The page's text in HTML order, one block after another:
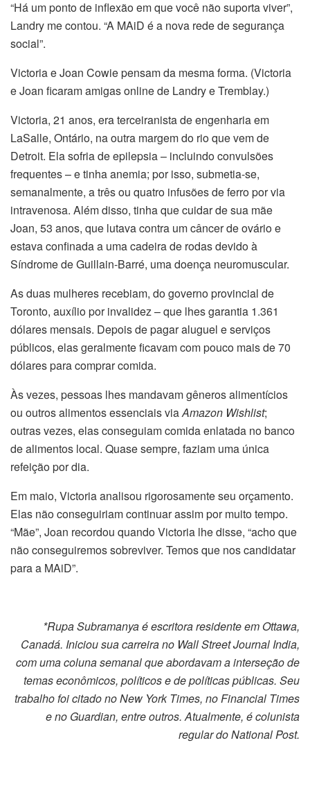
“Há um ponto de inflexão em que você não suporta viver”,
Landry me contou. “A MAiD é a nova rede de segurança
social”.
Victoria e Joan Cowie pensam da mesma forma. (Victoria
e Joan ficaram amigas online de Landry e Tremblay.)
Victoria, 21 anos, era terceiranista de engenharia em
LaSalle, Ontário, na outra margem do rio que vem de
Detroit. Ela sofria de epilepsia – incluindo convulsões
frequentes – e tinha anemia; por isso, submetia-se,
semanalmente, a três ou quatro infusões de ferro por via
intravenosa. Além disso, tinha que cuidar de sua mãe
Joan, 53 anos, que lutava contra um câncer de ovário e
estava confinada a uma cadeira de rodas devido à
Síndrome de Guillain-Barré, uma doença neuromuscular.
As duas mulheres recebiam, do governo provincial de
Toronto, auxílio por invalidez – que lhes garantia 1.361
dólares mensais. Depois de pagar aluguel e serviços
públicos, elas geralmente ficavam com pouco mais de 70
dólares para comprar comida.
Às vezes, pessoas lhes mandavam gêneros alimentícios
ou outros alimentos essenciais viaAmazon Wishlist;
outras vezes, elas conseguiam comida enlatada no banco
de alimentos local. Quase sempre, faziam uma única
refeição por dia.
Em maio, Victoria analisou rigorosamente seu orçamento.
Elas não conseguiriam continuar assim por muito tempo.
“Mãe”, Joan recordou quando Victoria lhe disse, “acho que
não conseguiremos sobreviver. Temos que nos candidatar
para a MAiD”.
*Rupa Subramanya é escritora residente em Ottawa,
Canadá. Iniciou sua carreira no Wall Street Journal India,
com uma coluna semanal que abordavam a interseção de
temas econômicos, políticos e de políticas públicas. Seu
trabalho foi citado no New York Times, no Financial Times
e no Guardian, entre outros. Atualmente, é colunista
regular do National Post.